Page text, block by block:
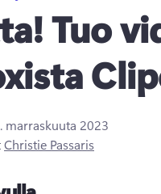
Tuo
marraskuuta 2023
Christie Passaris